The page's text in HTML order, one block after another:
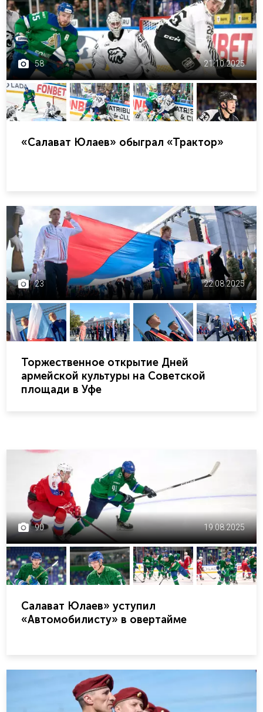
58 21.10.2025
«Салават Юлаев» обыграл «Трактор»
23 22.08.2025
Торжественное открытие Дней
армейской культуры на Советской
площади в Уфе
90 19.08.2025
Салават Юлаев» уступил
«Автомобилисту» в овертайме